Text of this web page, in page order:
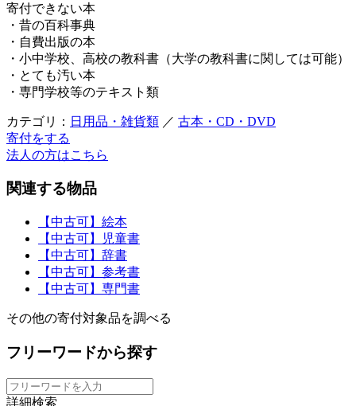
寄付できない本
・昔の百科事典
・自費出版の本
・小中学校、高校の教科書（大学の教科書に関しては可能）
・とても汚い本
・専門学校等のテキスト類
カテゴリ： 日用品・雑貨類 ／ 古本・CD・DVD
寄付をする
法人の方はこちら
関連する物品
【中古可】絵本
【中古可】児童書
【中古可】辞書
【中古可】参考書
【中古可】専門書
その他の寄付対象品を調べる
フリーワードから探す
詳細検索